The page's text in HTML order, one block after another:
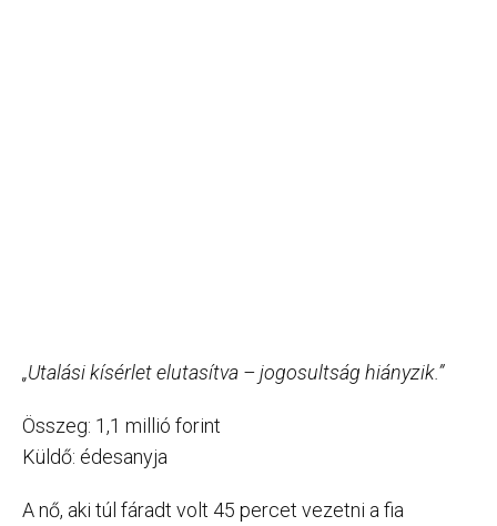
„Utalási kísérlet elutasítva – jogosultság hiányzik.”
Összeg: 1,1 millió forint
Küldő: édesanyja
A nő, aki túl fáradt volt 45 percet vezetni a fia